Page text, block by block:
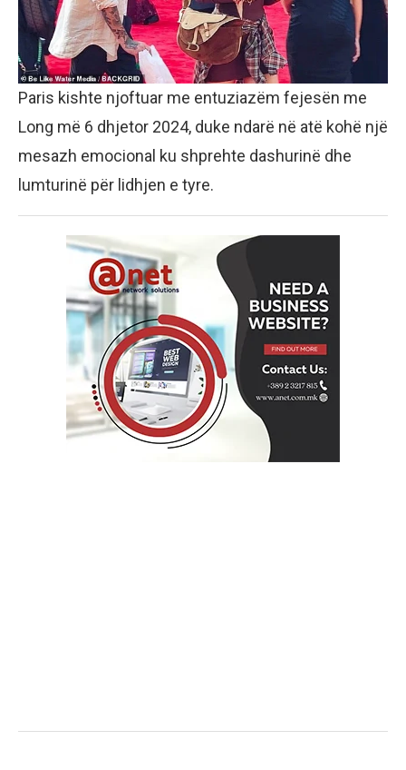
Paris kishte njoftuar me entuziazëm fejesën me
Long më 6 dhjetor 2024, duke ndarë në atë kohë një
mesazh emocional ku shprehte dashurinë dhe
lumturinë për lidhjen e tyre.